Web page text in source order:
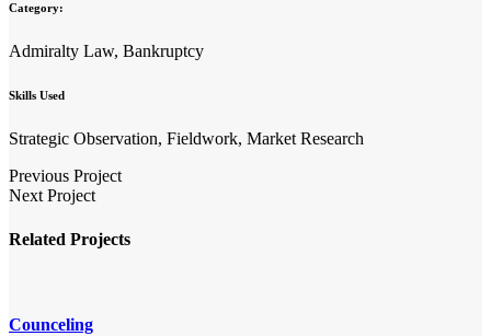
Category:
Admiralty Law, Bankruptcy
Skills Used
Strategic Observation, Fieldwork, Market Research
Previous Project
Next Project
Related Projects
Counceling